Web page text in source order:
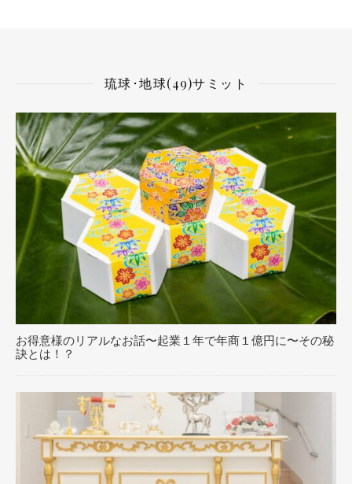
琉球･地球(49)サミット
お得意様のリアルなお話〜起業１年で年商１億円に〜その秘
訣とは！？